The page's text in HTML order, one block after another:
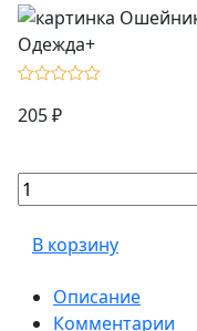
205 ₽
В корзину
Описание
Комментарии